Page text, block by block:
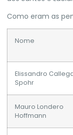
Como eram as
Nome
Elissandro
Spohr
Mauro Londero
Hoffmann